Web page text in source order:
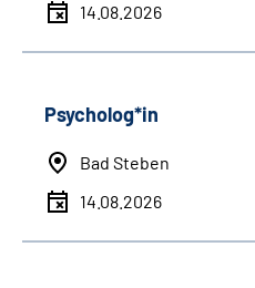
14.08.2026
Psycholog*in
Bad Steben
14.08.2026